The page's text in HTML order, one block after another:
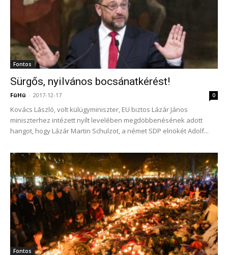
Fontos
Sürgős, nyilvános bocsánatkérést!
FüHü - 2017-12-17 0
Kovács László, volt külügyminiszter, EU biztos Lázár János
miniszterhez intézett nyílt levelében megdöbbenésének adott
hangot, hogy Lázár Martin Schulzot, a német SDP elnökét Adolf...
Fontos